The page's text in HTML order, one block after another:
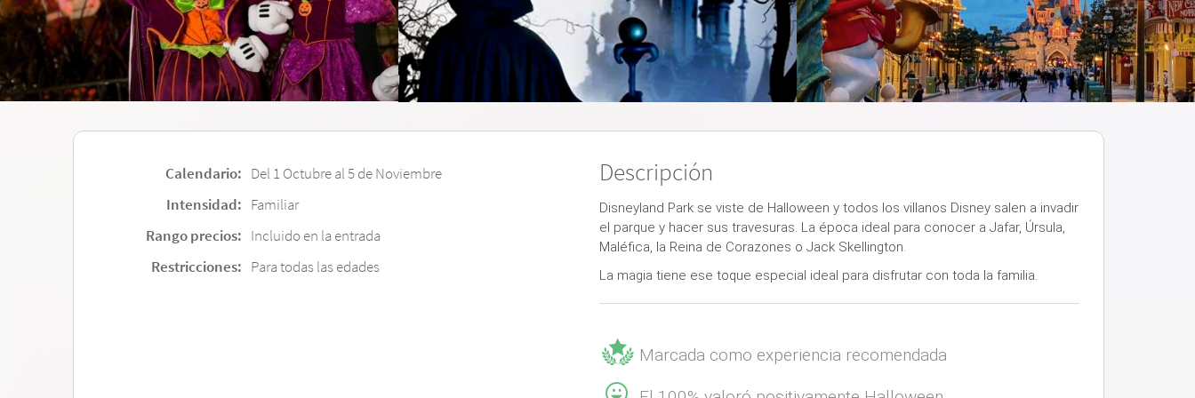
Calendario: Del 1 Octubre al 5 de Noviembre
Intensidad: Familiar
Rango precios: Incluido en la entrada
Restricciones: Para todas las edades
Descripción
Disneyland Park se viste de Halloween y todos los villanos Disney salen a invadir
el parque y hacer sus travesuras. La época ideal para conocer a Jafar, Úrsula,
Maléfica, la Reina de Corazones o Jack Skellington.
La magia tiene ese toque especial ideal para disfrutar con toda la familia.
Marcada como experiencia recomendada